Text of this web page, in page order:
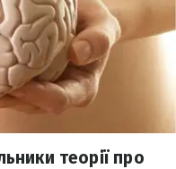
теорії про